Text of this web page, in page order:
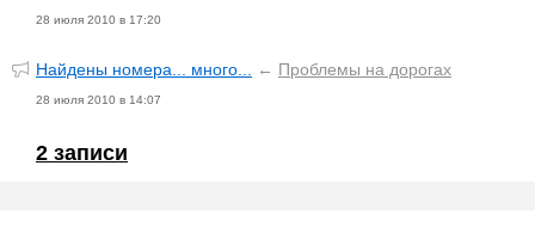
28 июля 2010 в 17:20
Найдены номера... много... ← Проблемы на дорогах
28 июля 2010 в 14:07
2 записи